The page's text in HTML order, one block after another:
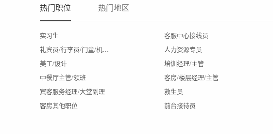
峡两岸农业示范区，是国际生命群落研究中心（IRLC）旗下利用生命群落结构调控
经济为一体的全新品牌体系和多维新零售连锁平台。致力于为女性提供全新生态轻护
+下店辅导+线上课堂+直播+个人IP打造+社群等多业态、多形式为加盟者提供高收益
热门职位 热门地区
实习生 客服中心接线员
礼宾员/行李员/门童/机场代表
人力资源专员
美工/设计
培训经理/主管
中餐厅主管/领班
客房/楼层经理/主管
宾客服务经理/大堂副理
救生员
客房其他职位
前台接待员